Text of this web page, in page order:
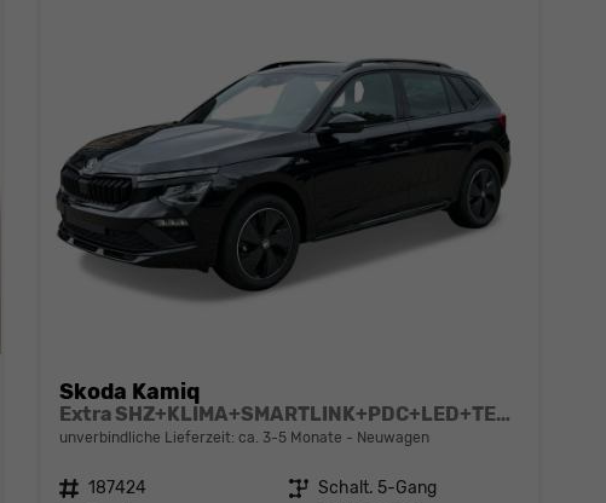
Skoda Kamiq
Extra SHZ+KLIMA+SMARTLINK+PDC+LED+TEMPOMAT
unverbindliche Lieferzeit: ca. 3-5 Monate Neuwagen
Fahrzeugnr. 187424 Getriebe Schalt. 5-Gang